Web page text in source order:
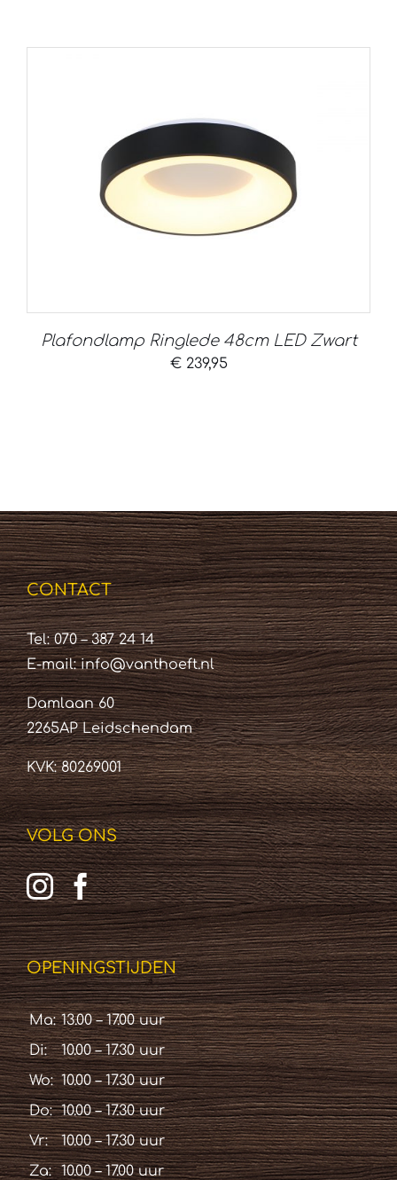
Plafondlamp Ringlede 48cm LED Zwart
€239,95
CONTACT
Tel: 070 – 387 24 14
E-mail:info@vanthoeft.nl
Damlaan 60
2265AP Leidschendam
KVK: 80269001
VOLG ONS
OPENINGSTIJDEN
Ma: 13.00 – 17.00 uur
Di:
10.00 – 17.30 uur
Wo: 10.00 – 17.30 uur
Do: 10.00 – 17.30 uur
Vr:
10.00 – 17.30 uur
Za:
10.00 – 17.00 uur